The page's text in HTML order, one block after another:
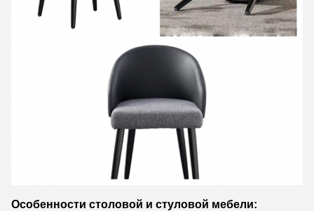
Особенности столовой и стуловой мебели: